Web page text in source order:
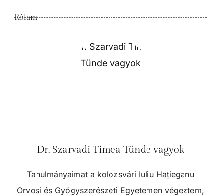
Rólam
Dr. Szarvadi Timea Tünde vagyok
Tanulmányaimat a kolozsvári Iuliu Hațieganu
Orvosi és Gyógyszerészeti Egyetemen végeztem,